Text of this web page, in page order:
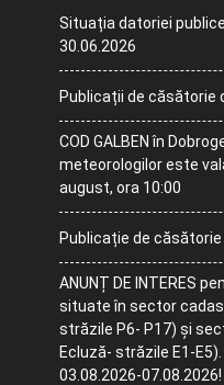
Situația datoriei
30.06.2026
Publicații de căsătorie
COD GALBEN în
meteorologilor este
august, ora 10:00
Publicație de căsătorie
ANUNȚ DE INTERES
situate în sector
străzile P6- P17) și
Ecluză- străzile E1-
03.08.2026-07.08.2026!